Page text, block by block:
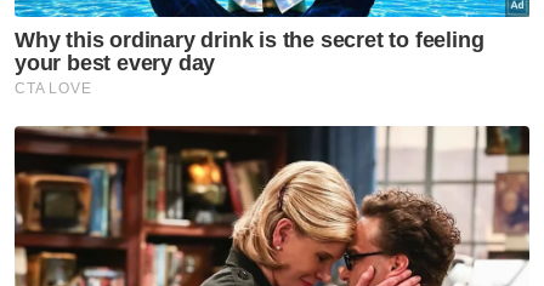
Berita Telus & Tulus menerusi E-Mel setiap
hari!
Muat turun aplikasi Sinar Harian.Klik di sini!